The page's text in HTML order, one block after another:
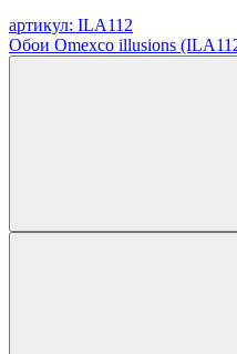
артикул: ILA112
Обои Omexco illusions